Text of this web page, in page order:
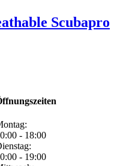
Scubapro
- 18:00
- 19:00